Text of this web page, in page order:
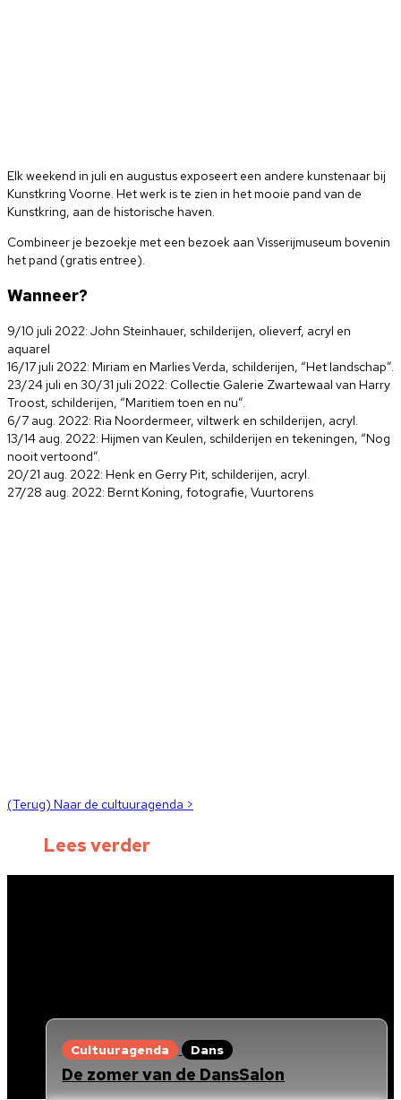
Elk weekend in juli en augustus exposeert een andere kunstenaar bij
Kunstkring Voorne. Het werk is te zien in het mooie pand van de
Kunstkring, aan de historische haven.
Combineer je bezoekje met een bezoek aan Visserijmuseum bovenin
het pand (gratis entree).
Wanneer?
9/10 juli 2022: John Steinhauer, schilderijen, olieverf, acryl en
aquarel
16/17 juli 2022: Miriam en Marlies Verda, schilderijen, “Het landschap”.
23/24 juli en 30/31 juli 2022: Collectie Galerie Zwartewaal van Harry
Troost, schilderijen, “Maritiem toen en nu”.
6/7 aug. 2022: Ria Noordermeer, viltwerk en schilderijen, acryl.
13/14 aug. 2022: Hijmen van Keulen, schilderijen en tekeningen, “Nog
nooit vertoond”.
20/21 aug. 2022: Henk en Gerry Pit, schilderijen, acryl.
27/28 aug. 2022: Bernt Koning, fotografie, Vuurtorens
(Terug) Naar de cultuuragenda >
Lees verder
Cultuuragenda Dans
De zomer van de DansSalon